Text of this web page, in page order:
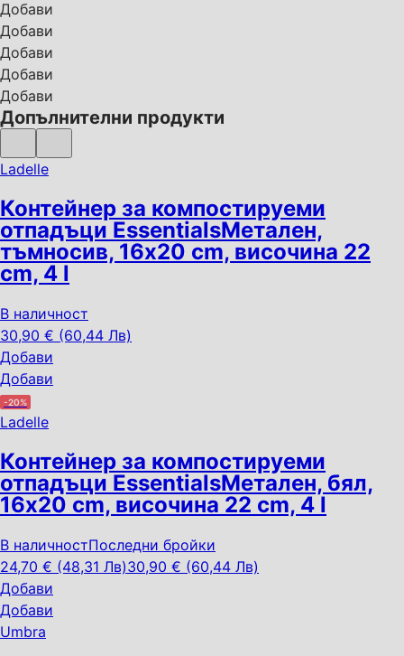
Добави
Добави
Добави
Добави
Добави
Допълнителни продукти
Ladelle
Контейнер за компостируеми
отпадъци EssentialsМетален,
тъмносив, 16x20 cm, височина 22
cm, 4 l
В наличност
30,90 € (60,44 Лв)
Добави
Добави
-20%
Ladelle
Контейнер за компостируеми
отпадъци EssentialsМетален, бял,
16x20 cm, височина 22 cm, 4 l
В наличностПоследни бройки
24,70 € (48,31 Лв)30,90 € (60,44 Лв)
Добави
Добави
Umbra